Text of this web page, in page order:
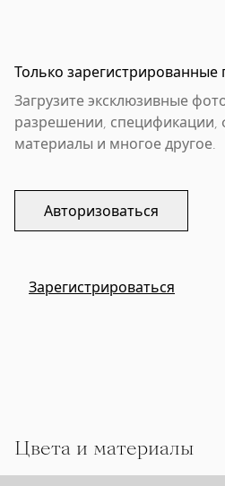
Только зарегистрированные
Загрузите эксклюзивные
разрешении, спецификации,
материалы и многое другое.
Авторизоваться
Зарегистрироваться
Цвета и материалы